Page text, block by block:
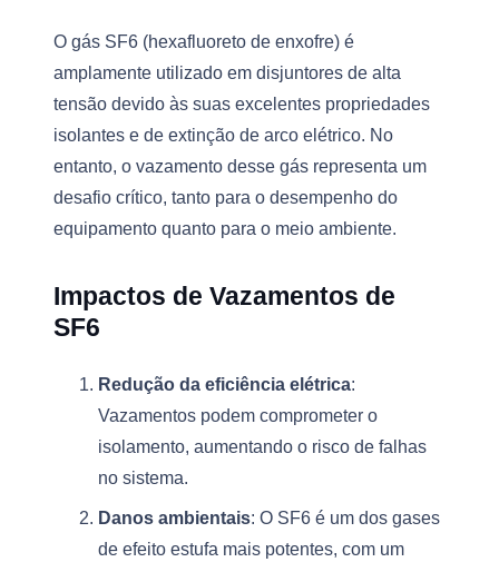
O gás SF6 (hexafluoreto de enxofre) é
amplamente utilizado em disjuntores de alta
tensão devido às suas excelentes propriedades
isolantes e de extinção de arco elétrico. No
entanto, o vazamento desse gás representa um
desafio crítico, tanto para o desempenho do
equipamento quanto para o meio ambiente.
Impactos de Vazamentos de
SF6
Redução da eficiência elétrica:
Vazamentos podem comprometer o
isolamento, aumentando o risco de falhas
no sistema.
Danos ambientais: O SF6 é um dos gases
de efeito estufa mais potentes, com um